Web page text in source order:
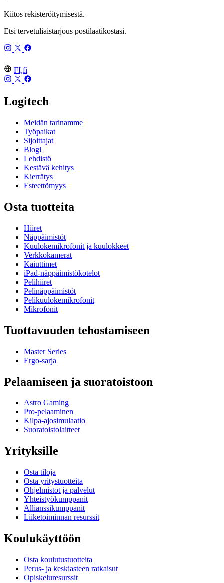
Kiitos rekisteröitymisestä.
Etsi tervetuliaistarjous postilaatikostasi.
FI,fi
Logitech
Meidän tarinamme
Työpaikat
Sijoittajat
Blogi
Lehdistö
Kestävä kehitys
Kierrätys
Esteettömyys
Osta tuotteita
Hiiret
Näppäimistöt
Kuulokemikrofonit ja kuulokkeet
Verkkokamerat
Kaiuttimet
iPad-näppäimistökotelot
Pelihiiret
Pelinäppäimistöt
Pelikuulokemikrofonit
Mikrofonit
Tuottavuuden tehostamiseen
Master Series
Ergo-sarja
Pelaamiseen ja suoratoistoon
Astro Gaming
Pro-pelaaminen
Kilpa-ajosimulaatio
Suoratoistolaitteet
Yrityksille
Osta tiloja
Osta yritystuotteita
Ohjelmistot ja palvelut
Yhteistyökumppanit
Allianssikumppanit
Liiketoiminnan resurssit
Koulukäyttöön
Osta koulutustuotteita
Perus- ja keskiasteen ratkaisut
Opiskeluresurssit